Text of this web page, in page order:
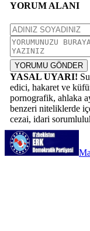
YORUM ALANI
YORUMU GÖNDER
YASAL UYARI!
edici, hakaret ve
pornografik, ahlaka
benzeri niteliklerde
cezai, idari